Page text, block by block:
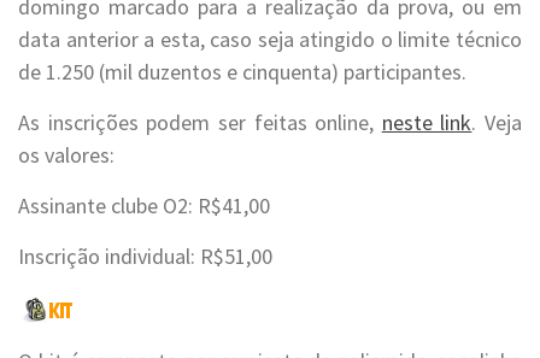
domingo marcado para a realização da prova, ou em
data anterior a esta, caso seja atingido o limite técnico
de 1.250 (mil duzentos e cinquenta) participantes.
As inscrições podem ser feitas online, neste link. Veja
os valores:
Assinante clube O2: R$41,00
Inscrição individual: R$51,00